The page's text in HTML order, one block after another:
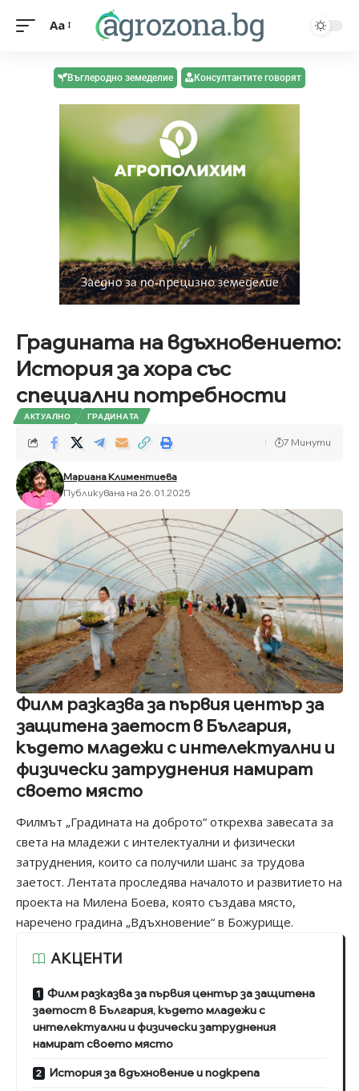
Aa
Въглеродно земеделие Консултантите говорят
Градината на вдъхновението:
История за хора със
специални потребности
АКТУАЛНО ГРАДИНАТА
Мариана Климентиева
Публикувана на 26.01.2025
7 Минути
Филм разказва за първия център за
защитена заетост в България,
където младежи с интелектуални и
физически затруднения намират
своето място
Филмът „Градината на доброто“ открехва завесата за
света на младежи с интелектуални и физически
затруднения, които са получили шанс за трудова
заетост. Лентата проследява началото и развитието на
проекта на Милена Боева, която създава място,
наречено градина „Вдъхновение“ в Божурище.
АКЦЕНТИ
Филм разказва за първия център за защитена
заетост в България, където младежи с
интелектуални и физически затруднения
намират своето място
История за вдъхновение и подкрепа